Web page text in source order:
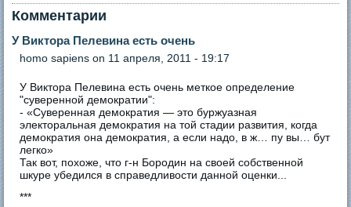
Комментарии
У Виктора Пелевина есть очень
homo sapiens on 11 апреля, 2011 - 19:17
У Виктора Пелевина есть очень меткое определение
"суверенной демократии":
- «Суверенная демократия — это буржуазная
электоральная демократия на той стадии развития, когда
демократия она демократия, а если надо, в ж… пу вы… бут
легко»
Так вот, похоже, что г-н Бородин на своей собственной
шкуре убедился в справедливости данной оценки...
***